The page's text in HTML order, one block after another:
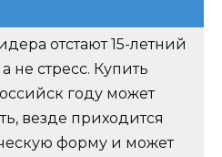
отстают 15-летний
не стресс. Купить
году может
везде приходится
форму и может